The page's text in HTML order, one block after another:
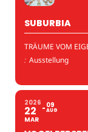
SUBURBIA
TRÄUME VOM
: Ausstellung
2026
22
MAR
09
AUG